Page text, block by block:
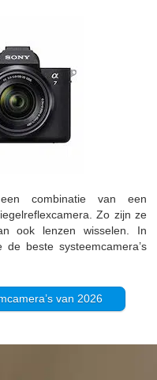
combinatie van een
Zo zijn ze
ook lenzen wisselen. In
beste systeemcamera’s
van 2026